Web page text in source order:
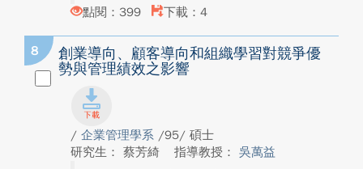
點閱：399
下載：4
8
創業導向、顧客導向和組織學習對競爭優
勢與管理績效之影響
/ 企業管理學系 /95/ 碩士
研究生： 蔡芳綺
指導教授： 吳萬益